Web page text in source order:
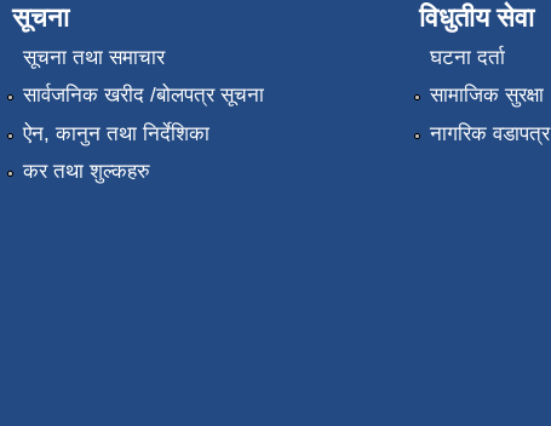
सूचना
सूचना तथा समाचार
सार्वजनिक खरीद /बोलपत्र सूचना
ऐन, कानुन तथा निर्देशिका
कर तथा शुल्कहरु
विधुतीय सेवा
घटना दर्ता
सामाजिक सुरक्षा
नागरिक वडापत्र